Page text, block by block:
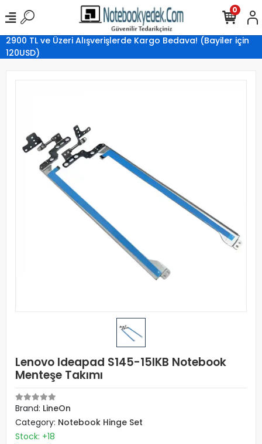
2900 TL ve Üzeri Alışverişlerde Kargo Bedava! (Bayiler için
120USD)
0
Lenovo Ideapad S145-15IKB Notebook
Menteşe Takımı
Brand: LineOn
Category: Notebook Hinge Set
Stock: +18